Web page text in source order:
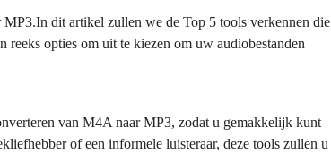
dit artikel zullen we de Top 5 tools verkennen die
reeks opties om uit te kiezen om uw audiobestanden
van M4A naar MP3, zodat u gemakkelijk kunt
of een informele luisteraar, deze tools zullen u